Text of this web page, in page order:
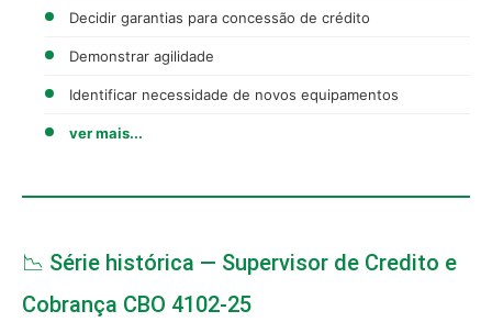
Decidir garantias para concessão de crédito
Demonstrar agilidade
Identificar necessidade de novos equipamentos
ver mais...
📉 Série histórica — Supervisor de Credito e
Cobrança CBO 4102-25